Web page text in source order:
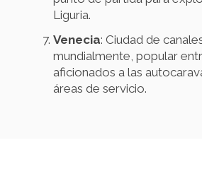
Liguria.
Venecia: Ciudad de
mundialmente, popular
aficionados a las
áreas de servicio.